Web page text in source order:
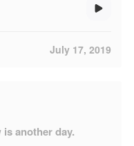
July 17, 2019
another day.